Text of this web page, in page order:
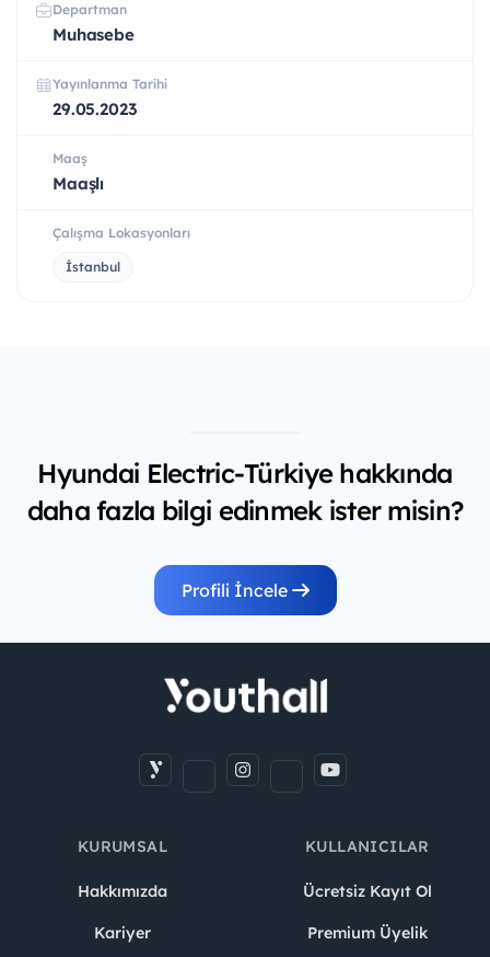
Departman
Muhasebe
Yayınlanma Tarihi
29.05.2023
Maaş
Maaşlı
Çalışma Lokasyonları
İstanbul
Hyundai Electric-Türkiye hakkında
daha fazla bilgi edinmek ister misin?
Profili İncele
KURUMSAL
Hakkımızda
Kariyer
KULLANICILAR
Ücretsiz Kayıt Ol
Premium Üyelik